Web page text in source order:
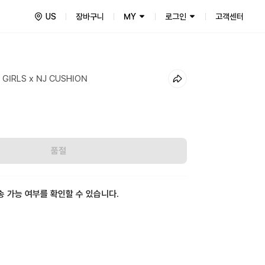
US 장바구니 MY 로그인 고객센터
GIRLS x NJ CUSHION
품절
가능 여부를 확인할 수 있습니다.